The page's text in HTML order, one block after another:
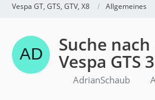
Vespa GT, GTS, GTV, X8 Allgemeines
Suche
Vespa GTS
AdrianSchaub